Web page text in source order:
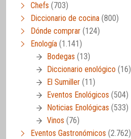
Chefs (703)
Diccionario de cocina (800)
Dónde comprar (124)
Enología (1.141)
Bodegas (13)
Diccionario enológico (16)
El Sumiller (11)
Eventos Enológicos (504)
Noticias Enológicas (533)
Vinos (76)
Eventos Gastronómicos (2.762)